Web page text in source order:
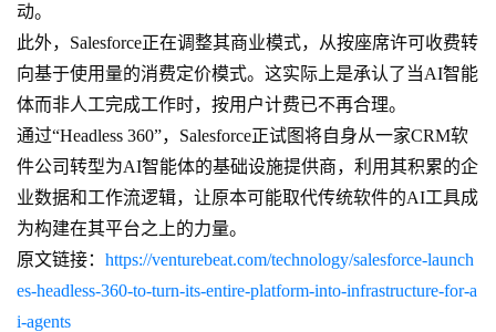
动。
此外，Salesforce正在调整其商业模式，从按座席许可收费转
向基于使用量的消费定价模式。这实际上是承认了当AI智能
体而非人工完成工作时，按用户计费已不再合理。
通过“Headless 360”，Salesforce正试图将自身从一家CRM软
件公司转型为AI智能体的基础设施提供商，利用其积累的企
业数据和工作流逻辑，让原本可能取代传统软件的AI工具成
为构建在其平台之上的力量。
原文链接： https://venturebeat.com/technology/salesforce-launch
es-headless-360-to-turn-its-entire-platform-into-infrastructure-for-a
i-agents